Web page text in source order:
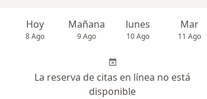
Hoy
8 Ago
Mañana
9 Ago
lunes
10 Ago
Mar
11 Ago
La reserva de citas en línea no está
disponible